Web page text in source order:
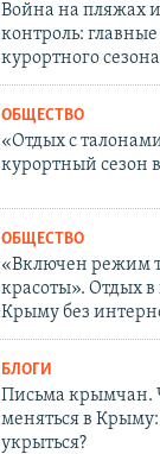
Война на пляжах
контроль:
курортного
ОБЩЕСТВО
«Отдых с
курортный сезон
ОБЩЕСТВО
«Включен режим
красоты». Отдых
Крыму без
БЛОГИ
Письма крымчан.
меняться в Крыму:
укрыться?